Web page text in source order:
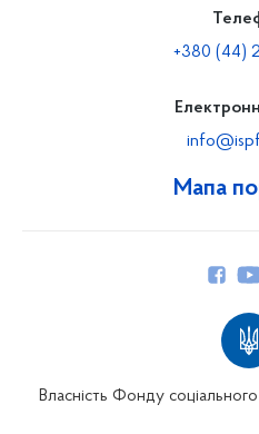
Мапа
+380 (44)
Власність Фонду соціального